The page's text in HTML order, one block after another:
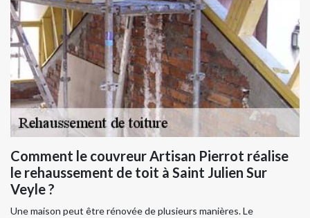
Comment le couvreur Artisan Pierrot réalise
le rehaussement de toit à Saint Julien Sur
Veyle ?
Une maison peut être rénovée de plusieurs manières. Le